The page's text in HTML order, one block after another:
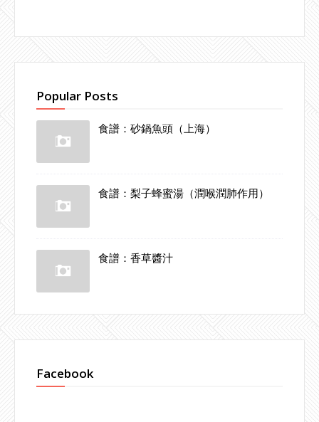
Popular Posts
食譜：砂鍋魚頭（上海）
食譜：梨子蜂蜜湯（潤喉潤肺作用）
食譜：香草醬汁
Facebook